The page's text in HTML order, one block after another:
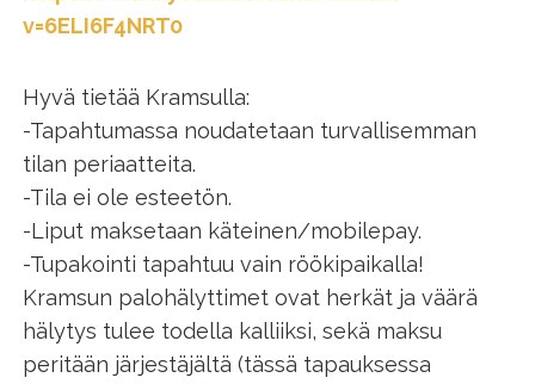
v=6ELI6F4NRT0
Hyvä tietää Kramsulla:
-Tapahtumassa noudatetaan turvallisemman
tilan periaatteita.
-Tila ei ole esteetön.
-Liput maksetaan käteinen/mobilepay.
-Tupakointi tapahtuu vain röökipaikalla!
Kramsun palohälyttimet ovat herkät ja väärä
hälytys tulee todella kalliiksi, sekä maksu
peritään järjestäjältä (tässä tapauksessa